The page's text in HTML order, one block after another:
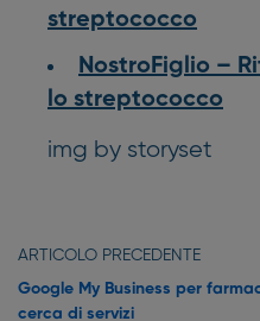
streptococco
NostroFiglio –
lo streptococco
img by storyset
ARTICOLO PRECEDENTE
Google My Business per
cerca di servizi